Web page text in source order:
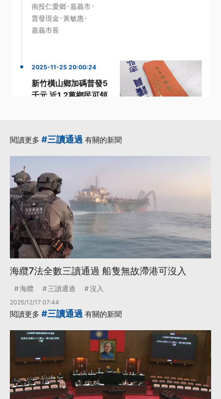
南投仁愛鄉·嘉義市·
普發現金 ·黃敏惠·
嘉義市長
2025-11-25 20:00:24
新竹橫山鄉加碼普發5
千元 近1.2萬鄉民可領
閱讀更多 #三讀通過 有關的新聞
海纜7法全數三讀通過 船隻無故滯港可沒入
海纜 三讀通過 沒入
2025/12/17 07:44
閱讀更多 #三讀通過 有關的新聞